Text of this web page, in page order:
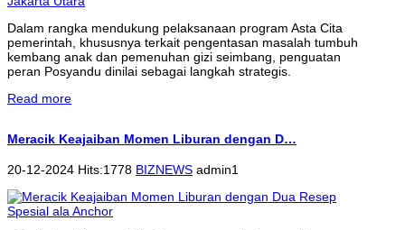
Dalam rangka mendukung pelaksanaan program Asta Cita
pemerintah, khususnya terkait pengentasan masalah tumbuh
kembang anak dan pemenuhan gizi seimbang, penguatan
peran Posyandu dinilai sebagai langkah strategis.
Read more
Meracik Keajaiban Momen Liburan dengan D…
20-12-2024 Hits:1778 BIZNEWS admin1